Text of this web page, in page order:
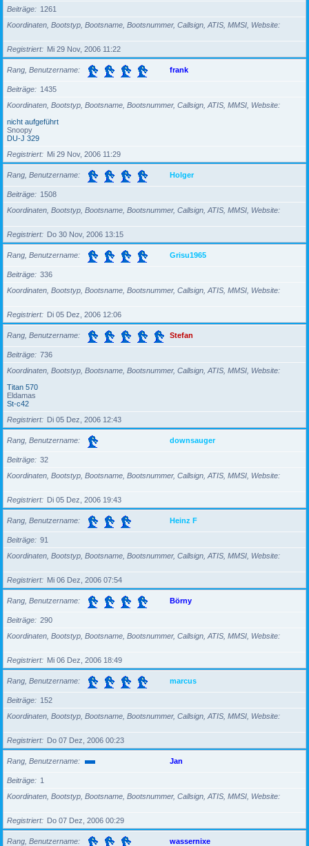
Beiträge
1261
Koordinaten, Bootstyp, Bootsname, Bootsnummer, Callsign, ATIS, MMSI, Website
Registriert Mi 29 Nov, 2006 11:22
Rang, Benutzername frank
Beiträge
1435
Koordinaten, Bootstyp, Bootsname, Bootsnummer, Callsign, ATIS, MMSI, Website
nicht aufgeführt
Snoopy
DU-J 329
Registriert
Mi 29 Nov, 2006 11:29
Rang, Benutzername Holger
Beiträge
1508
Koordinaten, Bootstyp, Bootsname, Bootsnummer, Callsign, ATIS, MMSI, Website
Registriert Do 30 Nov, 2006 13:15
Rang, Benutzername Grisu1965
Beiträge
336
Koordinaten, Bootstyp, Bootsname, Bootsnummer, Callsign, ATIS, MMSI, Website
Registriert Di 05 Dez, 2006 12:06
Rang, Benutzername Stefan
Beiträge
736
Koordinaten, Bootstyp, Bootsname, Bootsnummer, Callsign, ATIS, MMSI, Website
Titan 570
Eldamas
St-c42
Registriert
Di 05 Dez, 2006 12:43
Rang, Benutzername downsauger
Beiträge
32
Koordinaten, Bootstyp, Bootsname, Bootsnummer, Callsign, ATIS, MMSI, Website
Registriert Di 05 Dez, 2006 19:43
Rang, Benutzername Heinz F
Beiträge
91
Koordinaten, Bootstyp, Bootsname, Bootsnummer, Callsign, ATIS, MMSI, Website
Registriert Mi 06 Dez, 2006 07:54
Rang, Benutzername Börny
Beiträge
290
Koordinaten, Bootstyp, Bootsname, Bootsnummer, Callsign, ATIS, MMSI, Website
Registriert Mi 06 Dez, 2006 18:49
Rang, Benutzername marcus
Beiträge
152
Koordinaten, Bootstyp, Bootsname, Bootsnummer, Callsign, ATIS, MMSI, Website
Registriert Do 07 Dez, 2006 00:23
Rang, Benutzername Jan
Beiträge
1
Koordinaten, Bootstyp, Bootsname, Bootsnummer, Callsign, ATIS, MMSI, Website
Registriert Do 07 Dez, 2006 00:29
Rang, Benutzername wassernixe